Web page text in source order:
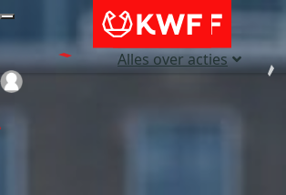
Alles over acties